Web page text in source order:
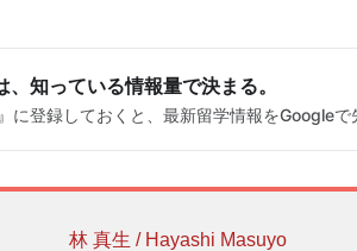
、知っている情報量で決まる。
に登録しておくと、最新留学情報をGoogle
林 真生 / Hayashi Masuyo